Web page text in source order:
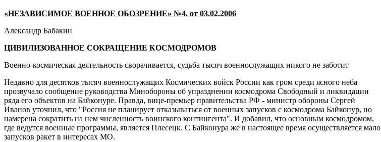
«НЕЗАВИСИМОЕ ВОЕННОЕ ОБОЗРЕНИЕ» №4. от 03.02.2006
Александр Бабакин
ЦИВИЛИЗОВАННОЕ СОКРАЩЕНИЕ КОСМОДРОМОВ
Военно-космическая деятельность сворачивается, судьба тысяч военнослужащих никого не заботит
Недавно для десятков тысяч военнослужащих Космических войск России как гром среди ясного неба
прозвучало сообщение руководства Минобороны об упразднении космодрома Свободный и ликвидации
ряда его объектов на Байконуре. Правда, вице-премьер правительства РФ - министр обороны Сергей
Иванов уточнил, что "Россия не планирует отказываться от военных запусков с космодрома Байконур, но
намерена сократить на нем численность воинского контингента". И добавил, что основным космодромом,
где ведутся военные программы, является Плесецк. С Байконура же в настоящее время осуществляется мало
запусков ракет в интересах МО.